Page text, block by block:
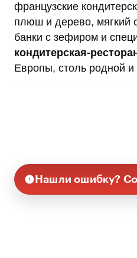
французские
плюш и дерево, мягкий
банки с зефиром и
кондитерская-
Европы, столь родной
Нашли ошибку?